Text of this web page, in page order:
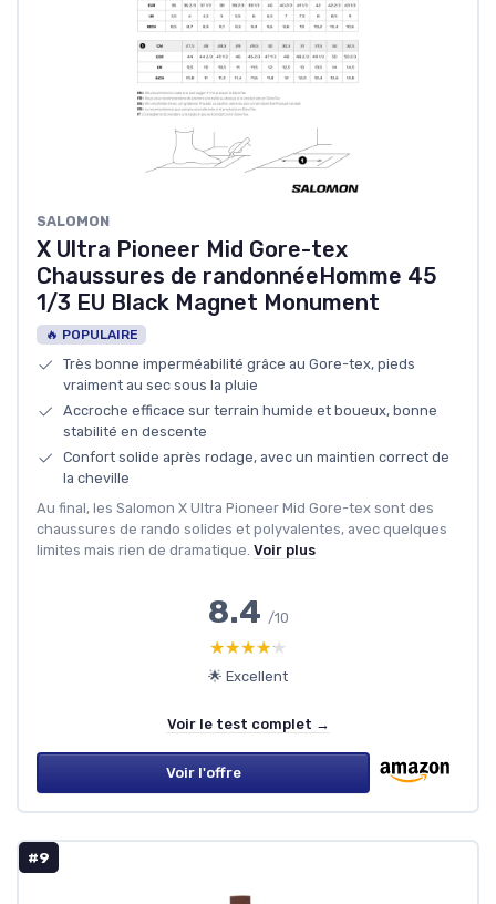
SALOMON
X Ultra Pioneer Mid Gore-tex
Chaussures de randonnéeHomme 45
1/3 EU Black Magnet Monument
🔥 POPULAIRE
Très bonne imperméabilité grâce au Gore-tex, pieds
vraiment au sec sous la pluie
Accroche efficace sur terrain humide et boueux, bonne
stabilité en descente
Confort solide après rodage, avec un maintien correct de
la cheville
Au final, les Salomon X Ultra Pioneer Mid Gore-tex sont des
chaussures de rando solides et polyvalentes, avec quelques
limites mais rien de dramatique. Voir plus
8.4 /10
★★★★★
★★★★★
🌟 Excellent
Voir le test complet →
Voir l'offre
#9